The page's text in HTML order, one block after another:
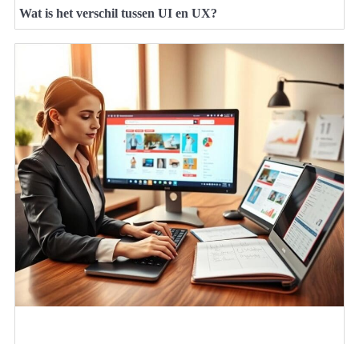
Wat is het verschil tussen UI en UX?